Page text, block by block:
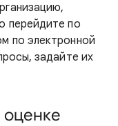
перейдите по
по электронной
задайте их
оценке